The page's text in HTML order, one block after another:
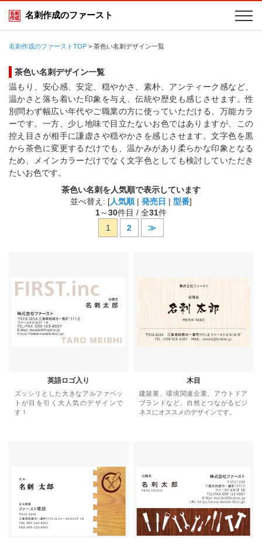
名刺作成のファースト
名刺作成のファーストTOP > 茶色い名刺デザイン一覧
茶色い名刺デザイン一覧
温もり、安心感、安定、穏やかさ、素朴、アンティーク感など、
温かさと落ち着いた印象を与え、伝統や歴史も感じさせます。性
別問わず幅広い年代やご職業の方に使っていただける、万能カラ
ーです。一方、少し地味で目立たないお色ではありますが、この
控え目さが相手に謙虚さや穏やかさを感じさせます。文字色を黒
から茶色に変更するだけでも、温かみがあり柔らかな印象となる
ため、メインカラーだけでなく文字色としても検討していただき
たいお色です。
茶色い名刺を人気順で表示しています
並べ替え: [人気順| 発売日 | 型番]
1～30件目 / 全31件
1
2 ≫
英語ロゴ入り
ズッシリとした大きなアルファベッ
トが目を引く大人気のデザインで
す！
木目
建築業、環境関連企業、アウトドア
ブランドなど、自然とつながるビジ
ネスにオススメのデザインです。